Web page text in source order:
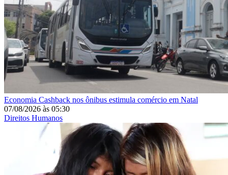
Economia Cashback nos ônibus estimula comércio em Natal
07/08/2026 às 05:30
Direitos Humanos